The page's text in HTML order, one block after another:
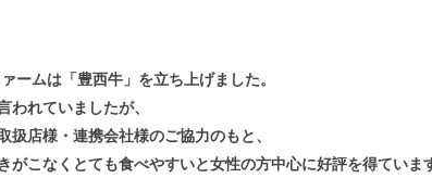
ームは「豊西牛」を立ち上げました。
われていましたが、
店様・連携会社様のご協力のもと、
がこなくとても食べやすいと女性の方中心に好評を得ていま